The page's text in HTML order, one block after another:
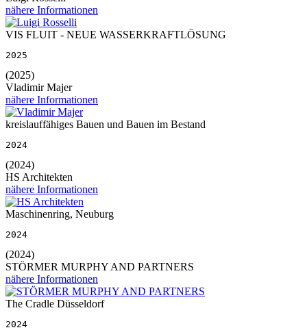
nähere Informationen
VIS FLUIT - NEUE WASSERKRAFTLÖSUNG
2025
(2025)
Vladimir Majer
nähere Informationen
kreislauffähiges Bauen und Bauen im Bestand
2024
(2024)
HS Architekten
nähere Informationen
Maschinenring, Neuburg
2024
(2024)
STÖRMER MURPHY AND PARTNERS
nähere Informationen
The Cradle Düsseldorf
2024